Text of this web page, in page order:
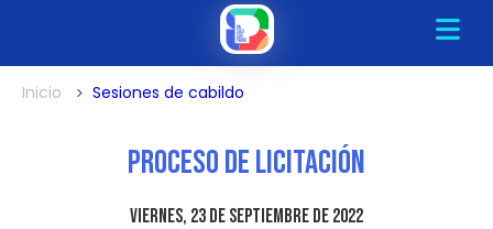
Inicio Sesiones de cabildo
Proceso de Licitación
viernes, 23 de septiembre de 2022